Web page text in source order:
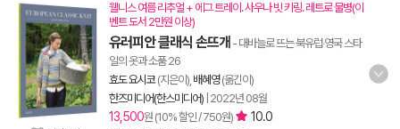
웰니스 여름 리추얼 + 에그 트레이. 사우나 빗 키링. 레트로 물병(이
벤트 도서 2만원 이상)
유러피안 클래식 손뜨개 - 대바늘로 뜨는 북유럽‧영국 스타
일의 옷과 소품 26
효도 요시코(지은이), 배혜영(옮긴이)
한즈미디어(한스미디어) 2022년 08월
13,500원 (10% 할인 / 750원) 10.0